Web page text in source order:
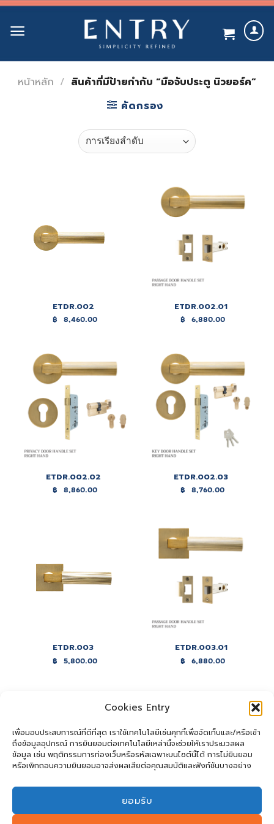
Cookies Entry
เพื่อมอบประสบการณ์ที่ดีที่สุด เราใช้เทคโนโลยีเช่นคุกกี้เพื่อจัดเก็บและ/หรือเข้า
ถึงข้อมูลอุปกรณ์ การยินยอมต่อเทคโนโลยีเหล่านี้จะช่วยให้เราประมวลผล
ข้อมูล เช่น พฤติกรรมการท่องเว็บหรือรหัสเฉพาะบนไซต์นี้ได้ การไม่ยินยอม
หรือเพิกถอนความยินยอมอาจส่งผลเสียต่อคุณสมบัติและฟังก์ชันบางอย่าง
ยอมรับ
Skip
content
หน้าหลัก / สินค้าที่มีป้ายกำกับ “มือจับประตู นิวยอร์ค”
คัดกรอง
ETDR.002
฿ 8,460.00
ETDR.002.01
฿ 6,880.00
ETDR.002.02
฿ 8,860.00
ETDR.002.03
฿ 8,760.00
ETDR.003
฿ 5,800.00
ETDR.003.01
฿ 6,880.00
ETDR.003.02 ETDR.003.03